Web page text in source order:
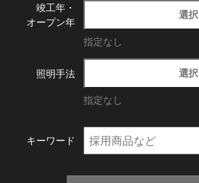
竣工年・
オープン年
選択
指定なし
照明手法 選択
指定なし
キーワード